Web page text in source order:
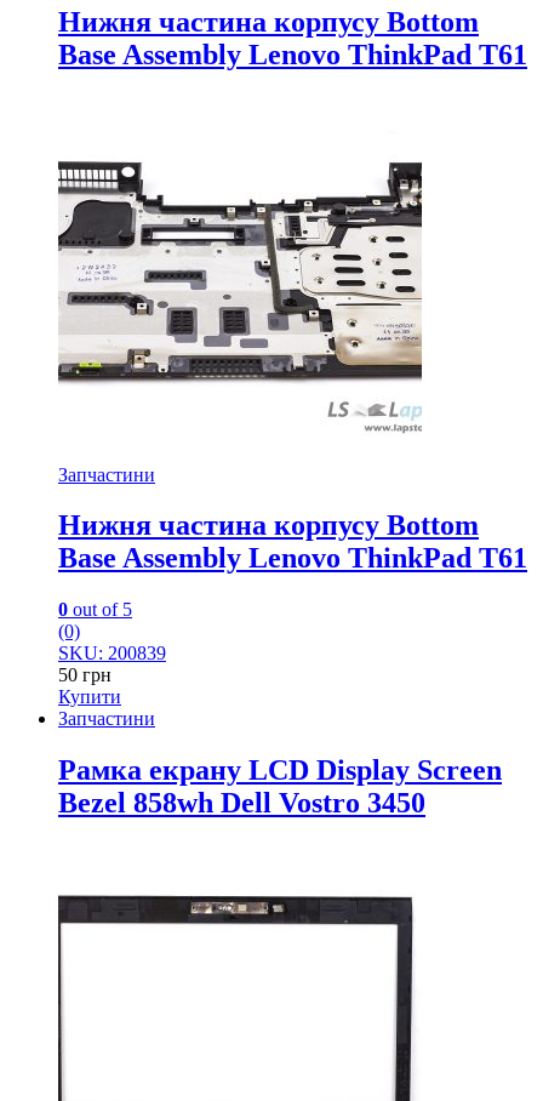
Нижня частина корпусу Bottom
Base Assembly Lenovo ThinkPad T61
Запчастини
Нижня частина корпусу Bottom
Base Assembly Lenovo ThinkPad T61
0 out of 5
(0)
SKU: 200839
50 грн
Купити
Запчастини
Рамка екрану LCD Display Screen
Bezel 858wh Dell Vostro 3450